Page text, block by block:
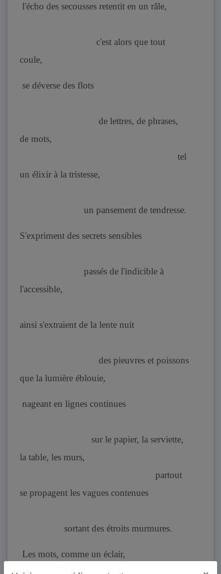
l'écho des secousses retentit en un râle,
c'est alors que tout
coule,
se déverse des flots
de lettres, de phrases,
de mots,
tel
un élixir à la tristesse,
un pansement de tendresse.
S'expriment des secrets sensibles
passés de l'indicible à
l'accessible,
ainsi s'extraient de la lente nuit
des pieuvres et poissons
que la lumière éblouie,
nageant en lignes continues
sur le papier, la serviette,
la table, les murs,
partout
se propagent les vagues contenues
sortant des étroits murmures.
Les mots, comme un éclair,